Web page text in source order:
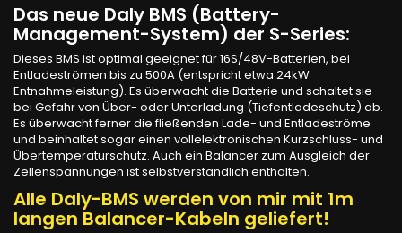
Das neue Daly BMS (Battery-
Management-System) der S-Series:
Dieses BMS ist optimal geeignet für 16S/48V-Batterien, bei
Entladeströmen bis zu 500A (entspricht etwa 24kW
Entnahmeleistung). Es überwacht die Batterie und schaltet sie
bei Gefahr von Über- oder Unterladung (Tiefentladeschutz) ab.
Es überwacht ferner die fließenden Lade- und Entladeströme
und beinhaltet sogar einen vollelektronischen Kurzschluss- und
Übertemperaturschutz. Auch ein Balancer zum Ausgleich der
Zellenspannungen ist selbstverständlich enthalten.
Alle Daly-BMS werden von mir mit 1m
langen Balancer-Kabeln geliefert!